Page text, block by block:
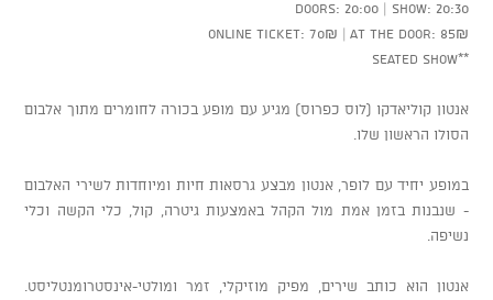
Doors: 20:00 | Show: 20:30
Online ticket: 70₪ | At the door: 85₪
**Seated show
אנטון קוליאדקו (לוס כפרוס) מגיע עם מופע בכורה לחומרים מתוך אלבום
הסולו הראשון שלו.
במופע יחיד עם לופר, אנטון מבצע גרסאות חיות ומיוחדות לשירי האלבום
- שנבנות בזמן אמת מול הקהל באמצעות גיטרה, קול, כלי הקשה וכלי
נשיפה.
אנטון הוא כותב שירים, מפיק מוזיקלי, זמר ומולטי-אינסטרומנטליסט.